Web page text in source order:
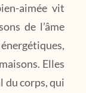
aimée vit
de l’âme
Elles
du corps, qui